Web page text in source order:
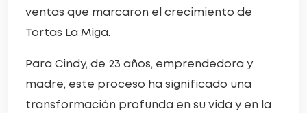
ventas que marcaron el crecimiento de
Tortas La Miga.
Para Cindy, de 23 años, emprendedora y
madre, este proceso ha significado una
transformación profunda en su vida y en la